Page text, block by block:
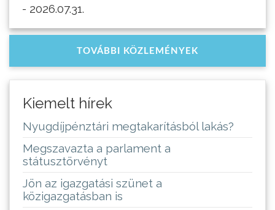
- 2026.07.31.
TOVÁBBI KÖZLEMÉNYEK
Kiemelt hírek
Nyugdíjpénztári megtakarításból lakás?
Megszavazta a parlament a
státusztörvényt
Jön az igazgatási szünet a
közigazgatásban is